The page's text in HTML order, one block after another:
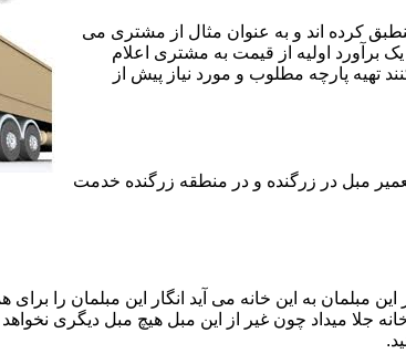
کرده اند و به عنوان مثال از مشتری می
برآورد اولیه از قیمت به مشتری اعلام
تهیه پارچه مطلوب و مورد نیاز پیش از
مبل در زرگنده و در منطقه زرگنده خدمت
مبلمان به این خانه می آید انگار این مبلمان را
میداد چون غیر از این مبل هیچ مبل دیگری